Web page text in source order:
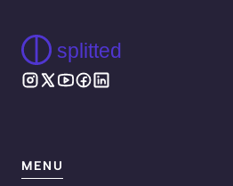
splitted
MENU